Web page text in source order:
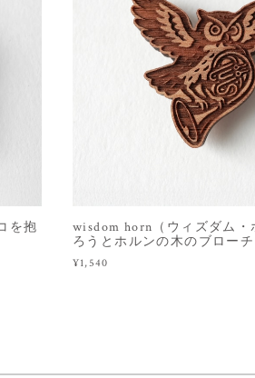
を抱
wisdom horn（ウィズダム・
ろうとホルンの木のブローチ
¥1,540